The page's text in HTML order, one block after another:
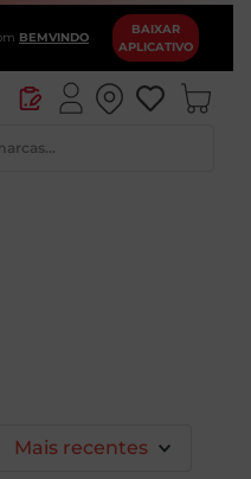
BEMVINDO
BAIXAR
APLICATIVO
Mais recentes